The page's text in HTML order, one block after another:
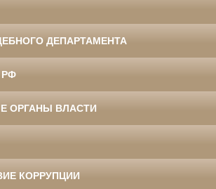
ДЕПАРТАМЕНТА
РФ
ОРГАНЫ ВЛАСТИ
КОРРУПЦИИ